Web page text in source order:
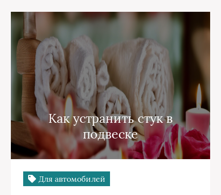
Как устранить стук в
подвеске
Для автомобилей